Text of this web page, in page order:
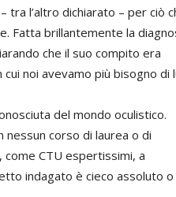
l’altro dichiarato – per ciò
Fatta brillantemente la
che il suo compito era
noi avevamo più bisogno di
del mondo oculistico.
corso di laurea o di
come CTU espertissimi, a
indagato è cieco assoluto o